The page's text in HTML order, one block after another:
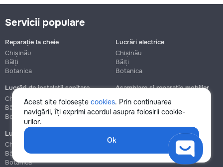
Acest site folosește cookies. Prin continuarea
navigării, îți exprimi acordul asupra folosirii cookie-
urilor.
Ok
Servicii populare
Reparație la cheie
Chișinău
Bălți
Botanica
Lucrări electrice
Chișinău
Bălți
Botanica
Lucrări de instalații sanitare
Chișinău
Bălți
Botanica
Asamblare și reparație mobilier
Chișinău
Botanica
Lucrări de construcție și instalare
Chișinău
Bălți
Botanica